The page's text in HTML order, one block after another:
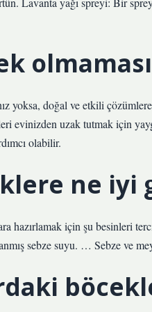
yoksa, doğal ve etkili
evinizden uzak tutmak için
olabilir.
ne iyi
hazırlamak için şu besinleri
sebze suyu. … Sebze ve